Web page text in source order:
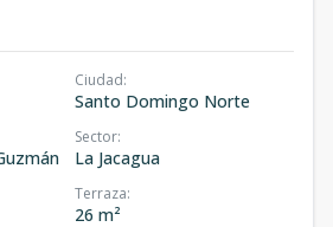
Ciudad:
Santo Domingo Norte
Sector:
La Jacagua
Terraza:
26 m²